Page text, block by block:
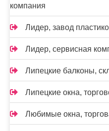
компания
Лидер, завод
Лидер, сервисная
Липецкие балконы,
Липецкие окна,
Любимые окна,